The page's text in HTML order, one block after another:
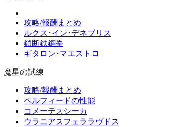
攻略/報酬まとめ
ルクス･イン･デネブリス
鎖断鉄鋼拳
ギタロン･マエストロ
魔星の試練
攻略/報酬まとめ
ペルフィードの性能
コメーテスシーカ
ウラニアスフェララヴドス